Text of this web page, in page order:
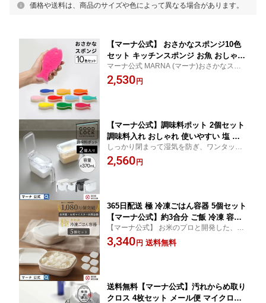
価格や送料は、商品のサイズや色によって異なる場合があります。
【マーナ公式】 おさかなスポンジ10色
セット キッチンスポンジ お魚 おしゃれ
かわいい キッチン 食器洗い スポンジ
掃除用品 グラス コップ シンク スリム
マーナ公式 MARNA (マーナ)おさかなスポ
ンジ全10色を1クリックで【キッチンスポ
ンジ・キッチン・おさかな・魚】
2,530 円
【マーナ公式】調味料ポット 2個セット
調味料入れ おしゃれ 使いやすい 塩 砂
糖入れ パッキン付き 小さじ スプーン付
き ワンタッチ キャニスター 調味料 収
しっかり閉まって湿気を防ぎ、ワンタッチ
で開く調味料ポットの2個セットく調味料入
れ 塩ケース ワンタッチオープン グッドロ
2,560 円
365日配送 極 冷凍ごはん容器 5個セット
【マーナ公式】約3合分 ご飯 冷凍 容器
180g 小分け 保存容器 食洗機対応 電子
レンジ対応 お米保存容器 冷凍器 お弁当
【マーナ公式】 お米のプロと開発した、ご
飯を美味しく保存できる保存容器のお得な5
個セット
3,340 円 送料無料
送料無料【マーナ公式】汚れからめ取り
クロス 4枚セット メール便 マイクロフ